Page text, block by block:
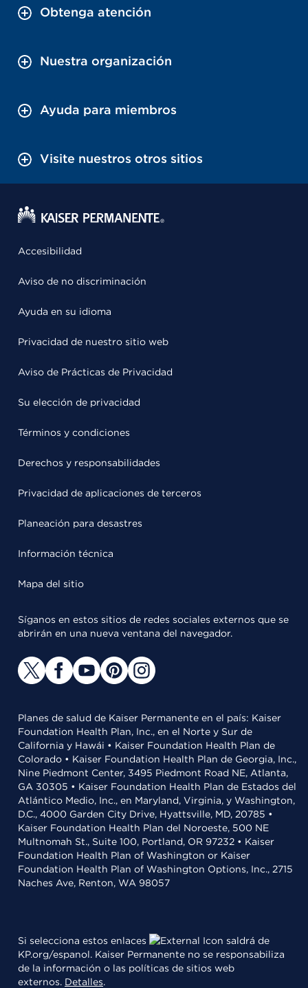
Obtenga atención
Nuestra organización
Ayuda para miembros
Visite nuestros otros sitios
Accesibilidad
Aviso de no discriminación
Ayuda en su idioma
Privacidad de nuestro sitio web
Aviso de Prácticas de Privacidad
Su elección de privacidad
Términos y condiciones
Derechos y responsabilidades
Privacidad de aplicaciones de terceros
Planeación para desastres
Información técnica
Mapa del sitio
Síganos en estos sitios de redes sociales externos que se
abrirán en una nueva ventana del navegador.
Planes de salud de Kaiser Permanente en el país: Kaiser
Foundation Health Plan, Inc., en el Norte y Sur de
California y Hawái • Kaiser Foundation Health Plan de
Colorado • Kaiser Foundation Health Plan de Georgia, Inc.,
Nine Piedmont Center, 3495 Piedmont Road NE, Atlanta,
GA 30305 • Kaiser Foundation Health Plan de Estados del
Atlántico Medio, Inc., en Maryland, Virginia, y Washington,
D.C., 4000 Garden City Drive, Hyattsville, MD, 20785 •
Kaiser Foundation Health Plan del Noroeste, 500 NE
Multnomah St., Suite 100, Portland, OR 97232 • Kaiser
Foundation Health Plan of Washington or Kaiser
Foundation Health Plan of Washington Options, Inc., 2715
Naches Ave, Renton, WA 98057
Si selecciona estos enlaces
saldrá de
KP.org/espanol. Kaiser Permanente no se responsabiliza
de la información o las políticas de sitios web
externos. Detalles.